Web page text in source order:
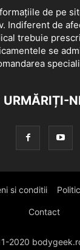
de pe
Indiferent de
trebuie
se
URMĂRIȚI-
si conditii
Contact
2020